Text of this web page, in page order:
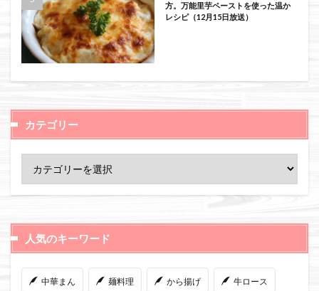
方。万能里芋ペーストを使った温か
レシピ（12月15日放送）
カテゴリー
人気のキーワード
中華まん 麺料理 から揚げ 牛ロース